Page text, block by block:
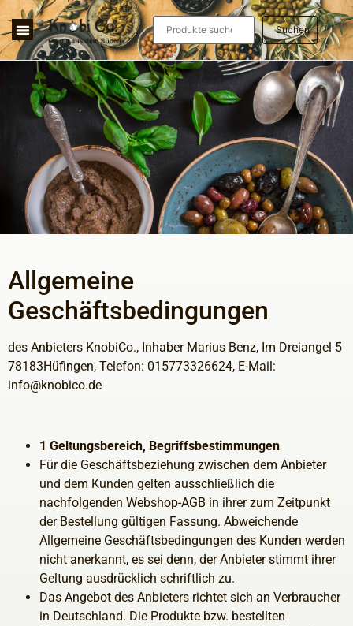
Suchen
Allgemeine
Geschäftsbedingungen
des Anbieters KnobiCo., Inhaber Marius Benz, Im Dreiangel 5
78183Hüfingen, Telefon: 015773326624, E-Mail:
info@knobico.de
1 Geltungsbereich, Begriffsbestimmungen
Für die Geschäftsbeziehung zwischen dem Anbieter
und dem Kunden gelten ausschließlich die
nachfolgenden Webshop-AGB in ihrer zum Zeitpunkt
der Bestellung gültigen Fassung. Abweichende
Allgemeine Geschäftsbedingungen des Kunden werden
nicht anerkannt, es sei denn, der Anbieter stimmt ihrer
Geltung ausdrücklich schriftlich zu.
Das Angebot des Anbieters richtet sich an Verbraucher
in Deutschland. Die Produkte bzw. bestellten